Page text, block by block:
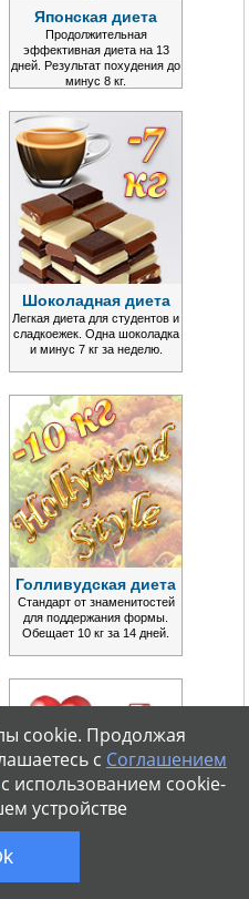
Японская диета
Продолжительная
эффективная диета на 13
дней. Результат похудения до
минус 8 кг.
Шоколадная диета
Легкая диета для студентов и
сладкоежек. Одна шоколадка
и минус 7 кг за неделю.
Голливудская диета
Стандарт от знаменитостей
для поддержания формы.
Обещает 10 кг за 14 дней.
Огромнейшая популярность
cookie. Продолжая
с Соглашением
использованием cookie-
устройстве